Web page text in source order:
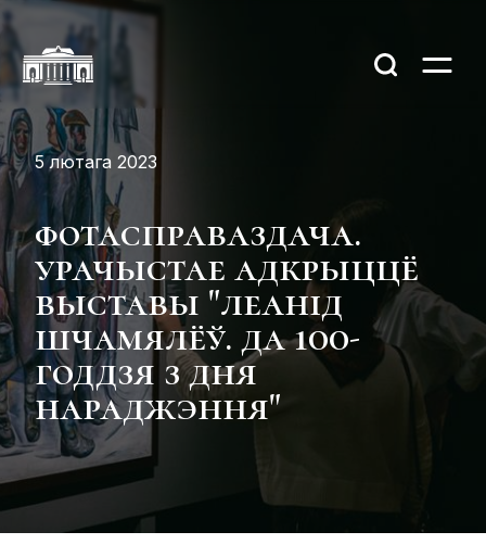
5 лютага 2023
фотасправаздача.
урачыстае адкрыццё
выставы "леанід
шчамялёў. да 100-
годдзя з дня
нараджэння"